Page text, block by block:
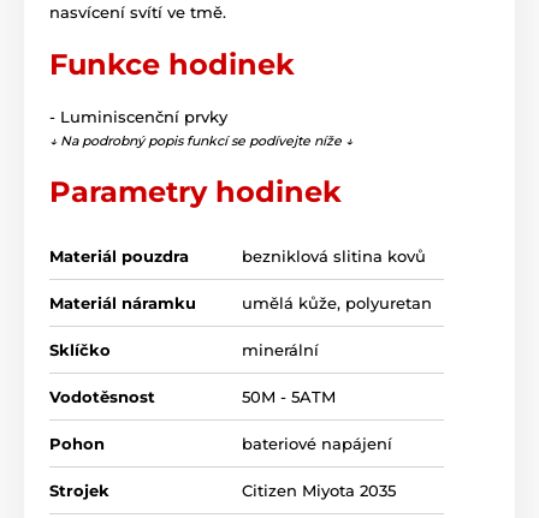
nasvícení svítí ve tmě.
Funkce hodinek
- Luminiscenční prvky
↓ Na podrobný popis funkcí se podívejte níže ↓
Parametry hodinek
Materiál pouzdra bezniklová slitina kovů
Materiál náramku umělá kůže, polyuretan
Sklíčko minerální
Vodotěsnost 50M - 5ATM
Pohon bateriové napájení
Strojek Citizen Miyota 2035